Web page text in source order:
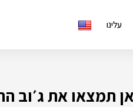
עלינו
תמצאו את ג׳וב